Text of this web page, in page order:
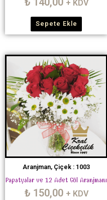
+ KDV
Sepete Ekle
Aranjman, Çiçek : 1003
Papatyalar ve 12 Adet Gül Aranjmanı
₺ 150,00 + KDV